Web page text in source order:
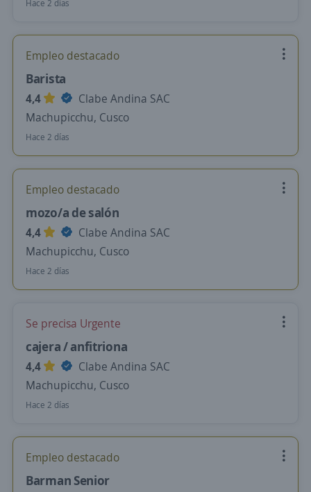
Hace 2 días
Empleo destacado
Barista
4,4
Clabe Andina SAC
Machupicchu, Cusco
Hace 2 días
Empleo destacado
mozo/a de salón
4,4
Clabe Andina SAC
Machupicchu, Cusco
Hace 2 días
Se precisa Urgente
cajera / anfitriona
4,4
Clabe Andina SAC
Machupicchu, Cusco
Hace 2 días
Empleo destacado
Barman Senior